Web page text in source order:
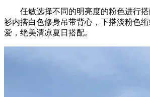
任敏选择不同的明亮度的粉色进行搭
衫内搭白色修身吊带背心，下搭淡粉色
爱，绝美清凉夏日搭配。